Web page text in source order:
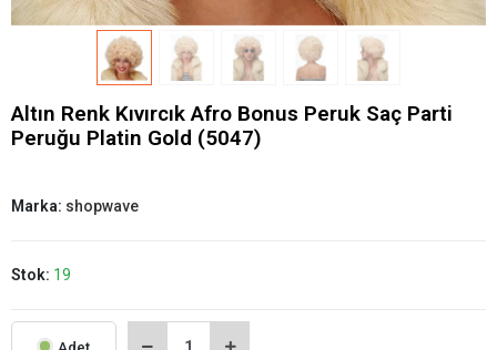
Altın Renk Kıvırcık Afro Bonus Peruk Saç Parti
Peruğu Platin Gold (5047)
Marka: shopwave
Stok: 19
Adet